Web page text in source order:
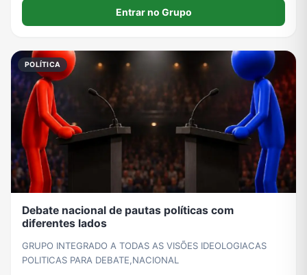
é decidido por quem participa.Entrar no Grupo
POLÍTICA
Debate nacional de pautas políticas com
diferentes lados
GRUPO INTEGRADO A TODAS AS VISÕES IDEOLOGIACAS
POLITICAS PARA DEBATE,NACIONAL